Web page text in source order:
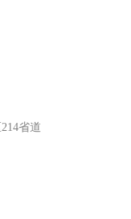
省道